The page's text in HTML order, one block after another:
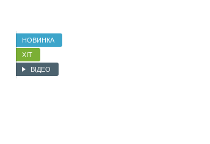
НОВИНКА
ХІТ
ВІДЕО